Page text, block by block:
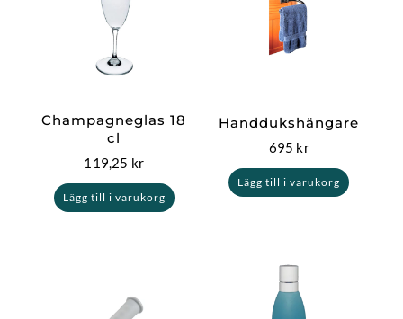
Champagneglas 18
cl
119,25 kr
Lägg till i varukorg
Handdukshängare
695 kr
Lägg till i varukorg